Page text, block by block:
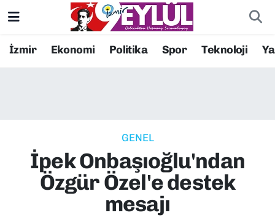
İzmir Ekonomi Politika Spor Teknoloji
GENEL
İpek Onbaşıoğlu'ndan
Özgür Özel'e destek
mesajı
Resmi İlanlar
EKONOMİ
KÜLTÜR SANAT
Konak Nöbetçi Eczaneler
Süper Lig Puan Durumu ve Fikstür
Tüm Manşetler
Son Dakika Haberleri